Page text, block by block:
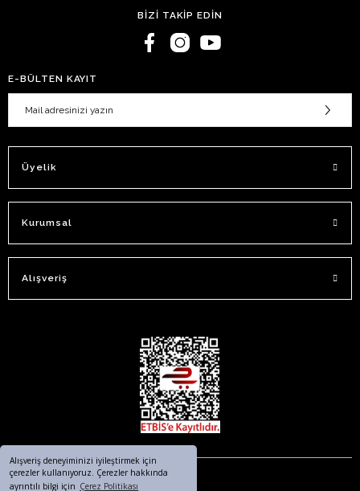
Alışveriş deneyiminizi iyileştirmek için
çerezler kullanıyoruz. Çerezler hakkında
ayrıntılı bilgi için Çerez Politikası
BİZİ TAKİP EDİN
E-BÜLTEN KAYIT
Üyelik
Kurumsal
Alışveriş